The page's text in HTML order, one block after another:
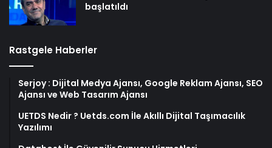
başlatıldı
Rastgele Haberler
Serjoy : Dijital Medya Ajansı, Google Reklam Ajansı, SEO
Ajansı ve Web Tasarım Ajansı
UETDS Nedir ? Uetds.com İle Akıllı Dijital Taşımacılık
Yazılımı